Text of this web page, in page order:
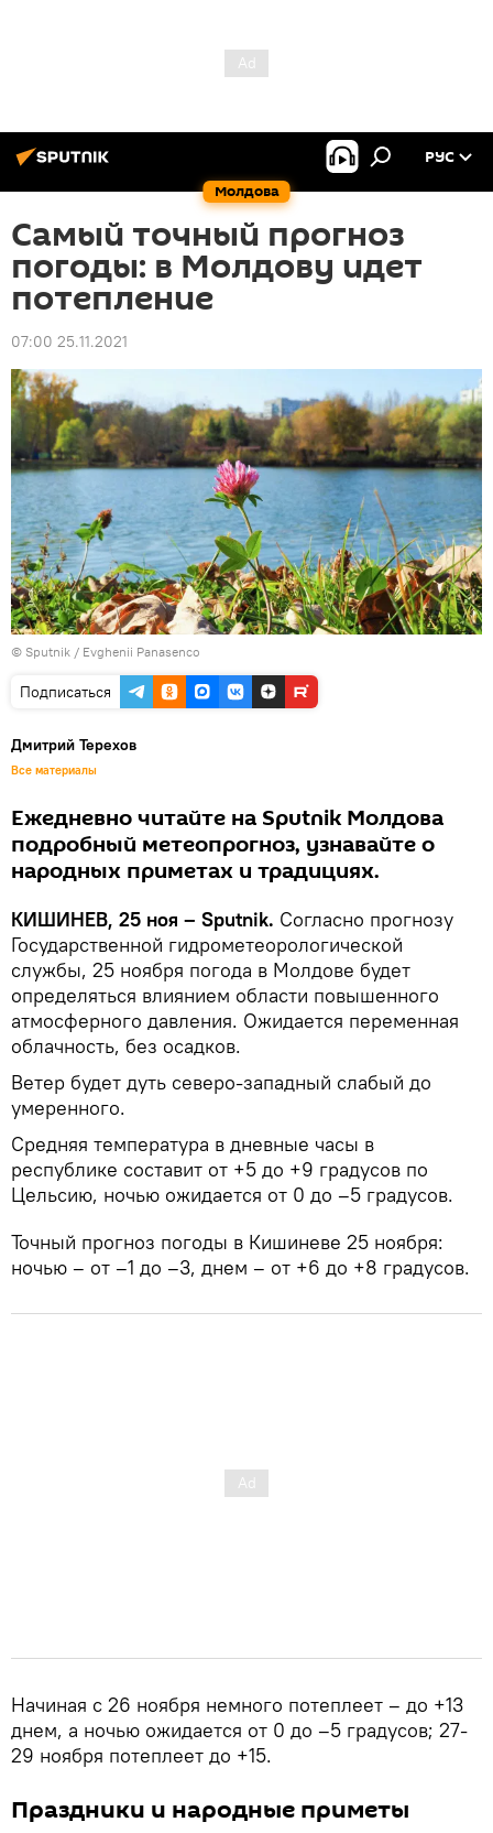
Молдова
РУС
Самый точный прогноз
погоды: в Молдову идет
потепление
07:00 25.11.2021
© Sputnik / Evghenii Panasenco
Подписаться
Дмитрий Терехов
Все материалы
Ежедневно читайте на Sputnik Молдова
подробный метеопрогноз, узнавайте о
народных приметах и традициях.
КИШИНЕВ, 25 ноя – Sputnik. Согласно прогнозу
Государственной гидрометеорологической
службы, 25 ноября погода в Молдове будет
определяться влиянием области повышенного
атмосферного давления. Ожидается переменная
облачность, без осадков.
Ветер будет дуть северо-западный слабый до
умеренного.
Средняя температура в дневные часы в
республике составит от +5 до +9 градусов по
Цельсию, ночью ожидается от 0 до –5 градусов.
Точный прогноз погоды в Кишиневе 25 ноября:
ночью – от –1 до –3, днем – от +6 до +8 градусов.
Начиная с 26 ноября немного потеплеет – до +13
днем, а ночью ожидается от 0 до –5 градусов; 27-
29 ноября потеплеет до +15.
Праздники и народные приметы